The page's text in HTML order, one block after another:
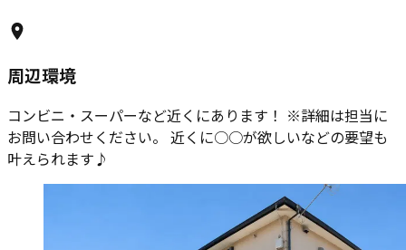
周辺環境
コンビニ・スーパーなど近くにあります！ ※詳細は担当に
お問い合わせください。 近くに○○が欲しいなどの要望も
叶えられます♪